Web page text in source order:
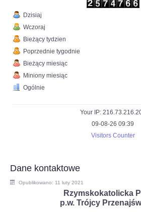
Dzisiaj
Wczoraj
Bieżący tydzien
Poprzednie tygodnie
Bieżący miesiąc
Miniony miesiąc
Ogólnie
Your IP:
09-08-26 09:39
Visitors Counter
Dane kontaktowe
Opublikowano: 11 luty 2021
Rzymskokatolicka
p.w. Trójcy